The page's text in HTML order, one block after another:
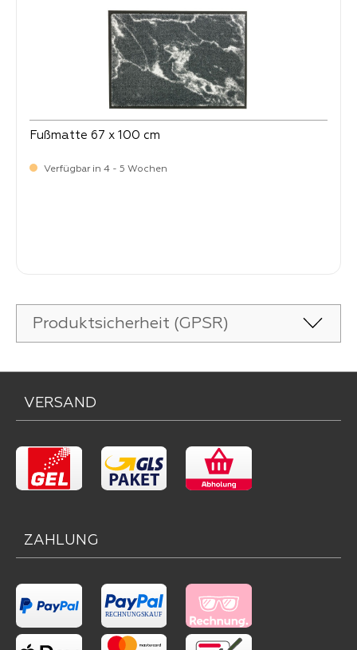
Fußmatte 67 x 100 cm
Verfügbar in 4 - 5 Wochen
Produktsicherheit (GPSR)
VERSAND
ZAHLUNG